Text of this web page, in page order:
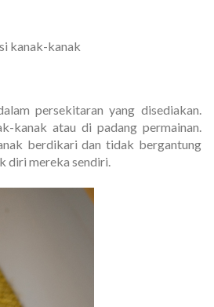
kanak-kanak
persekitaran yang disediakan.
kanak atau di padang permainan.
berdikari dan tidak bergantung
diri mereka sendiri.